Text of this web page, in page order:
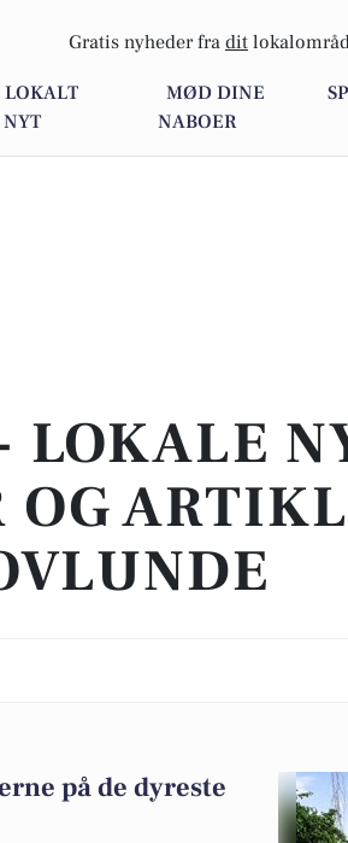
Gratis nyheder fra dit
LOKALT
NYT
MØD DINE
NABOER
LOKALE
OG
på de dyreste